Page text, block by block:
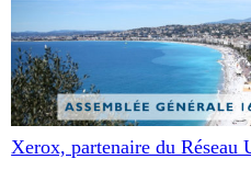
Xerox, partenaire du Réseau